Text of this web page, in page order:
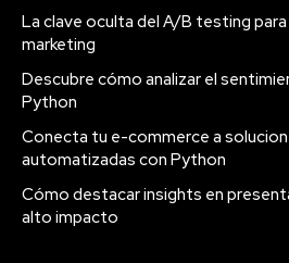
La clave oculta del A/B testing
marketing
Descubre cómo analizar el
Python
Conecta tu e-commerce a
automatizadas con Python
Cómo destacar insights en
alto impacto